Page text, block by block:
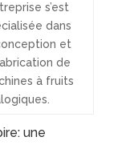
s’est
dans
et
de
à fruits
une